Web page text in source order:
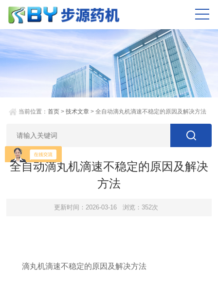
当前位置：首页 >技术文章 > 全自动滴丸机滴速不稳定的原因及解决方法
全自动滴丸机滴速不稳定的原因及解决
方法
更新时间：2026-03-16 浏览：352次
滴丸机滴速不稳定的原因及解决方法